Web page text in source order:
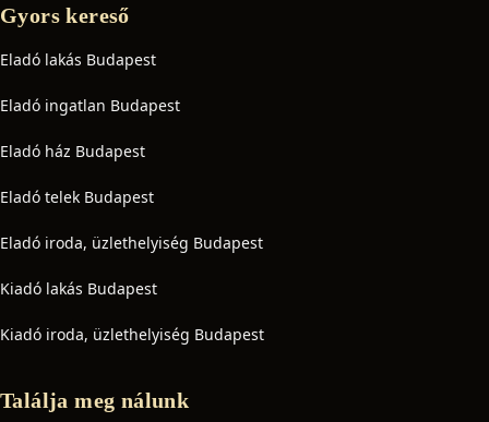
Gyors kereső
Eladó lakás Budapest
Eladó ingatlan Budapest
Eladó ház Budapest
Eladó telek Budapest
Eladó iroda, üzlethelyiség Budapest
Kiadó lakás Budapest
Kiadó iroda, üzlethelyiség Budapest
Találja meg nálunk